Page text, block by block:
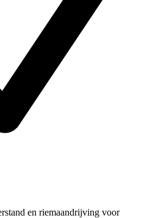
en riemaandrijving voor